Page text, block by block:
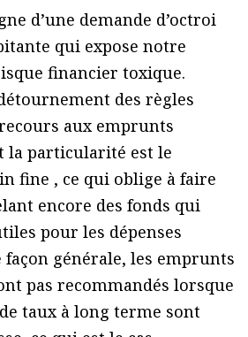
d’une demande d’octroi
qui expose notre
financier toxique.
des règles
aux emprunts
la particularité est le
fine , ce qui oblige à faire
encore des fonds qui
pour les dépenses
façon générale, les emprunts
pas recommandés lorsque
taux à long terme sont